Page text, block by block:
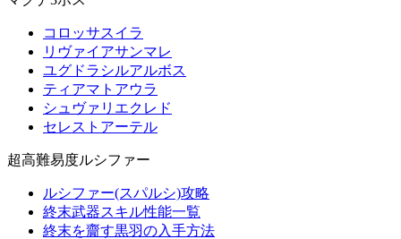
コロッサスイラ
リヴァイアサンマレ
ユグドラシルアルボス
ティアマトアウラ
シュヴァリエクレド
セレストアーテル
超高難易度ルシファー
ルシファー(スパルシ)攻略
終末武器スキル性能一覧
終末を齎す黒羽の入手方法